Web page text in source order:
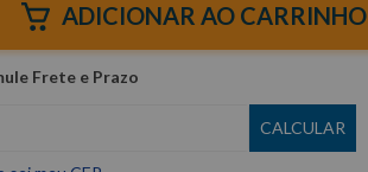
ADICIONAR AO CARRINHO